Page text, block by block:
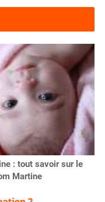
: tout savoir sur le
Martine